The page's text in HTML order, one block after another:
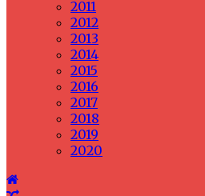
2011
2012
2013
2014
2015
2016
2017
2018
2019
2020